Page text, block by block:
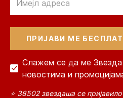
Слажем се да ме Звезда
новостима и
⭐ 38502 звездаша се